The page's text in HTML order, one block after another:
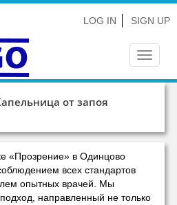
LOG IN SIGN UP
Toggle
от запоя
«Прозрение» в Одинцово
всех стандартов
опытных врачей. Мы
направленный не только